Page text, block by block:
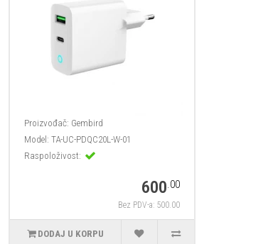
Proizvođač: Gembird
Model: TA-UC-PDQC20L-W-01
Raspoloživost:
600.00
Bez PDV-a: 500.00
DODAJ U KORPU